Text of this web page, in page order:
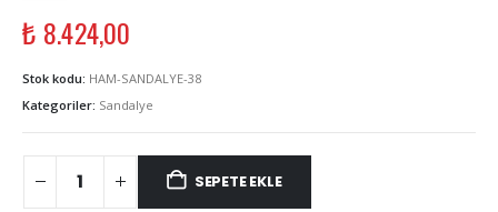
₺ 8.424,00
Stok kodu: HAM-SANDALYE-38
Kategoriler: Sandalye
SEPETE EKLE